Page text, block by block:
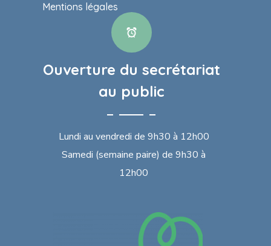
Mentions légales
Ouverture du secrétariat
au public
Lundi au vendredi de 9h30 à 12h00
Samedi (semaine paire) de 9h30 à
12h00